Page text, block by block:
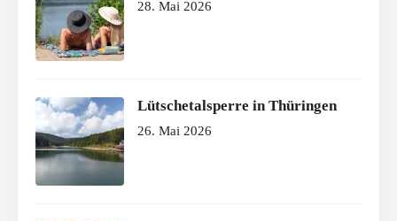
28. Mai 2026
Lütschetalsperre in Thüringen
26. Mai 2026